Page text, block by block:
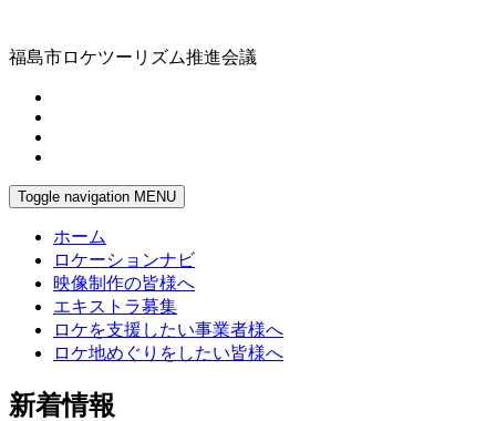
福島市ロケツーリズム推進会議
Toggle navigation MENU
ホーム
ロケーションナビ
映像制作の皆様へ
エキストラ募集
ロケを支援したい事業者様へ
ロケ地めぐりをしたい皆様へ
新着情報